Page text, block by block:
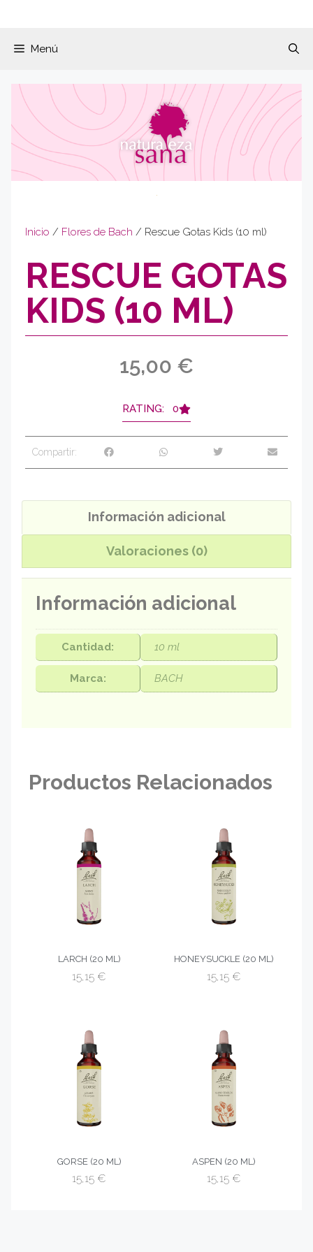
Menú
Inicio / Flores de Bach / Rescue Gotas Kids (10 ml)
RESCUE GOTAS
KIDS (10 ML)
15,00 €
RATING: 0
Compartir:
Información adicional
Valoraciones (0)
Información adicional
Cantidad: 10 ml
Marca: BACH
Productos Relacionados
LARCH (20 ML)
15,15 €
HONEYSUCKLE (20 ML)
15,15 €
GORSE (20 ML)
15,15 €
ASPEN (20 ML)
15,15 €